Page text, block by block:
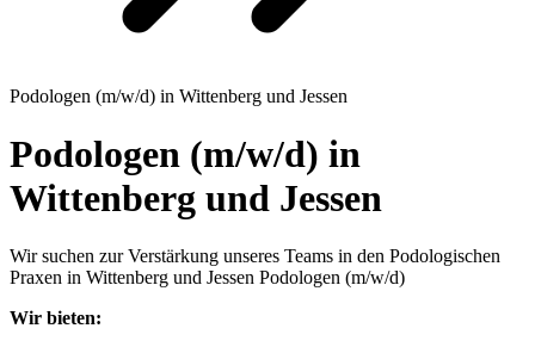
Podologen (m/w/d) in Wittenberg und Jessen
Podologen (m/w/d) in
Wittenberg und Jessen
Wir suchen zur Verstärkung unseres Teams in den Podologischen
Praxen in Wittenberg und Jessen Podologen (m/w/d)
Wir bieten: